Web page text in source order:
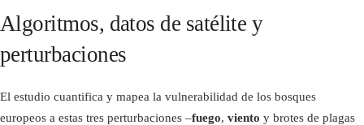
Algoritmos, datos de satélite y
perturbaciones
El estudio cuantifica y mapea la vulnerabilidad de los bosques
europeos a estas tres perturbaciones –fuego, viento y brotes de plagas